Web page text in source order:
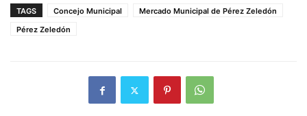
TAGS Concejo Municipal
Mercado Municipal de Pérez Zeledón
Pérez Zeledón